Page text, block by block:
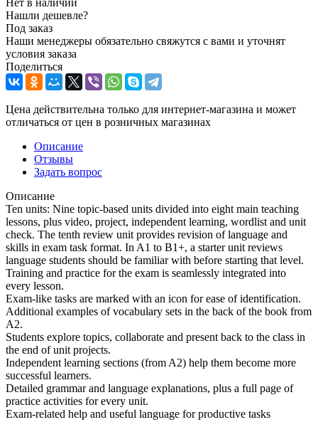
Нашли дешевле?
Под заказ
Наши менеджеры обязательно свяжутся с вами и уточнят
условия заказа
Поделиться
Цена действительна только для интернет-магазина и может
отличаться от цен в розничных магазинах
Описание
Отзывы
Задать вопрос
Описание
Ten units: Nine topic-based units divided into eight main teaching
lessons, plus video, project, independent learning, wordlist and unit
check. The tenth review unit provides revision of language and
skills in exam task format. In A1 to B1+, a starter unit reviews
language students should be familiar with before starting that level.
Training and practice for the exam is seamlessly integrated into
every lesson.
Exam-like tasks are marked with an icon for ease of identification.
Additional examples of vocabulary sets in the back of the book from
A2.
Students explore topics, collaborate and present back to the class in
the end of unit projects.
Independent learning sections (from A2) help them become more
successful learners.
Detailed grammar and language explanations, plus a full page of
practice activities for every unit.
Exam-related help and useful language for productive tasks